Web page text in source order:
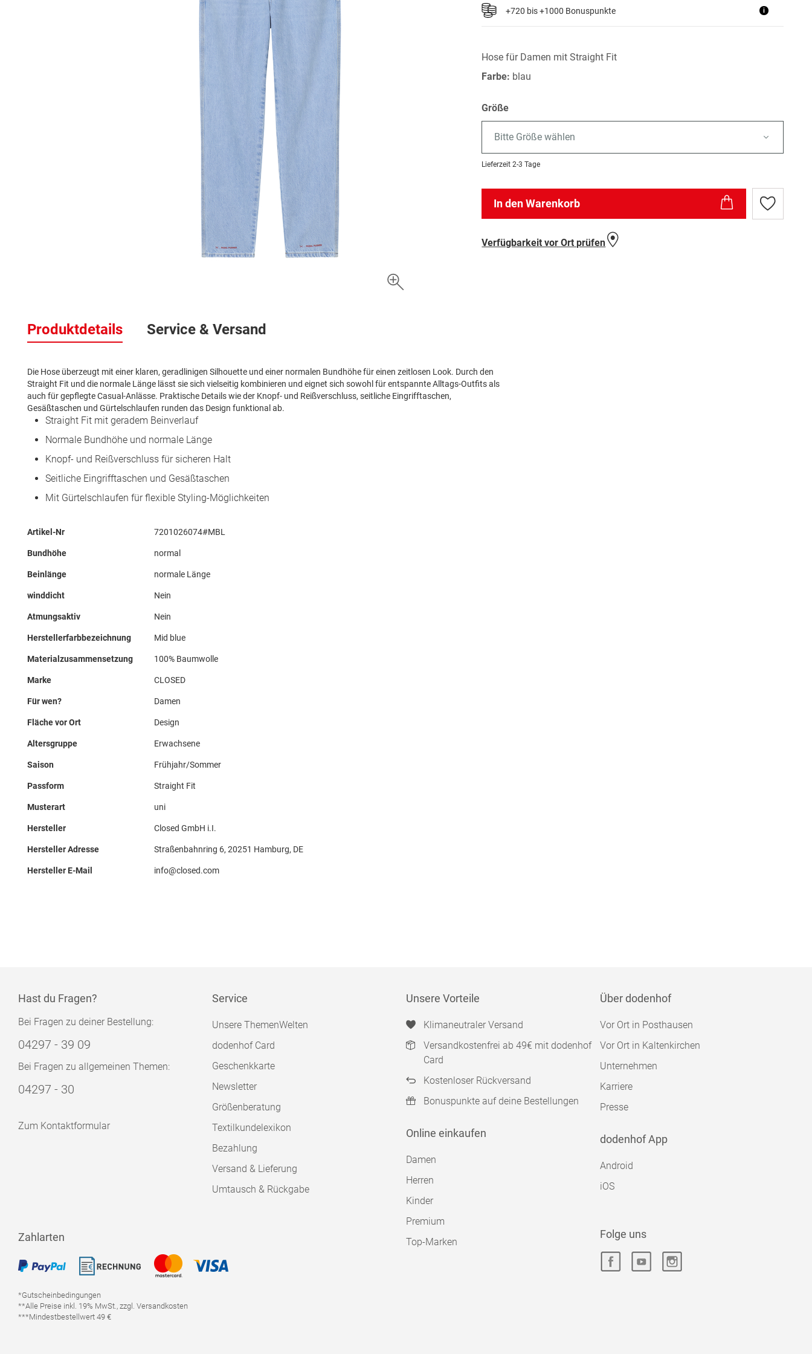
der
Bildergalerie
+720 bis +1000 Bonuspunkte i
Hose für Damen mit Straight Fit
Farbe: blau
Größe
Bitte Größe wählen
Lieferzeit 2-3 Tage
In den Warenkorb
Zur
Wunschliste
Verfügbarkeit vor Ort prüfen
Produktdetails
Die Hose überzeugt mit einer klaren, geradlinigen Silhouette und einer normalen Bundhöhe für einen zeitlosen Look. Durch den
Straight Fit und die normale Länge lässt sie sich vielseitig kombinieren und eignet sich sowohl für entspannte Alltags-Outfits als
auch für gepflegte Casual-Anlässe. Praktische Details wie der Knopf- und Reißverschluss, seitliche Eingrifftaschen,
Gesäßtaschen und Gürtelschlaufen runden das Design funktional ab.
Straight Fit mit geradem Beinverlauf
Normale Bundhöhe und normale Länge
Knopf- und Reißverschluss für sicheren Halt
Seitliche Eingrifftaschen und Gesäßtaschen
Mit Gürtelschlaufen für flexible Styling-Möglichkeiten
Mehr
Artikel-Nr 7201026074#MBL
Bundhöhe normal
Beinlänge normale Länge
winddicht Nein
Atmungsaktiv Nein
Herstellerfarbbezeichnung Mid blue
Materialzusammensetzung 100% Baumwolle
Marke CLOSED
Für wen? Damen
Fläche vor Ort Design
Altersgruppe Erwachsene
Saison Frühjahr/Sommer
Passform Straight Fit
Musterart uni
Hersteller Closed GmbH i.I.
Hersteller Adresse Straßenbahnring 6, 20251 Hamburg, DE
Hersteller E-Mail info@closed.com
Service & Versand
Hast du Fragen?
Bei Fragen zu deiner Bestellung:
04297 - 39 09
Bei Fragen zu allgemeinen Themen:
04297 - 30
Zum Kontaktformular
Service
Unsere ThemenWelten
dodenhof Card
Geschenkkarte
Newsletter
Größenberatung
Textilkundelexikon
Bezahlung
Versand & Lieferung
Umtausch & Rückgabe
Unsere Vorteile
Klimaneutraler Versand
Versandkostenfrei ab 49€ mit dodenhof
Card
Kostenloser Rückversand
Bonuspunkte auf deine Bestellungen
Online einkaufen
Damen
Herren
Kinder
Premium
Top-Marken
Über dodenhof
Vor Ort in Posthausen
Vor Ort in Kaltenkirchen
Unternehmen
Karriere
Presse
dodenhof App
Android
iOS
Zahlarten
*Gutscheinbedingungen
**Alle Preise inkl. 19% MwSt., zzgl. Versandkosten
***Mindestbestellwert 49 €
Folge uns